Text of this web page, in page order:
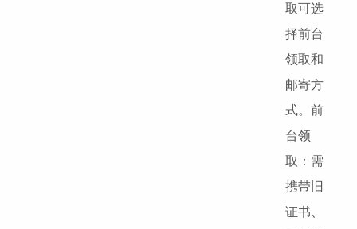
取可选
择前台
领取和
邮寄方
式。前
台领
取：需
携带旧
证书、